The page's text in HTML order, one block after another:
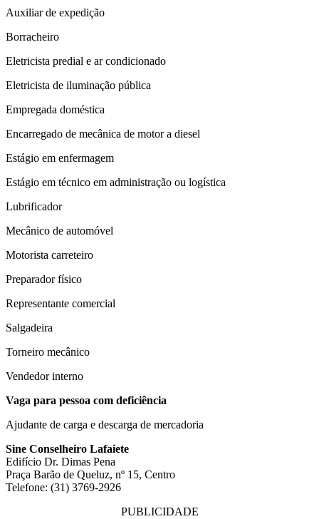
Auxiliar de expedição
Borracheiro
Eletricista predial e ar condicionado
Eletricista de iluminação pública
Empregada doméstica
Encarregado de mecânica de motor a diesel
Estágio em enfermagem
Estágio em técnico em administração ou logística
Lubrificador
Mecânico de automóvel
Motorista carreteiro
Preparador físico
Representante comercial
Salgadeira
Torneiro mecânico
Vendedor interno
Vaga para pessoa com deficiência
Ajudante de carga e descarga de mercadoria
Sine Conselheiro Lafaiete
Edifício Dr. Dimas Pena
Praça Barão de Queluz, nº 15, Centro
Telefone: (31) 3769-2926
PUBLICIDADE